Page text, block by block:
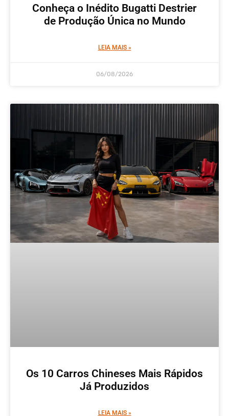
Conheça o Inédito Bugatti Destrier
de Produção Única no Mundo
LEIA MAIS »
06/08/2026
Os 10 Carros Chineses Mais Rápidos
Já Produzidos
LEIA MAIS »